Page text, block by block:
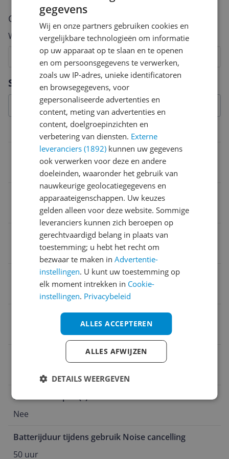
Specificaties
Overige kenmerken
Verpakkingsgewicht
Mobiele data verbinding mogelijk
Kan zelfstandig met internet verbinden
Type merchandise
Headset
Type Noise cancelling
Amazon Alexa
Inclusief adapter(s)
Nee
Batterijduur tijdens gebruik Noise cancelling
50 uur
Cijfer
Welk cijfer geef jij dit product?
8
7
6
5
4
3
2
Vraag 1 van 4
gegevens
Wij en onze partners gebruiken cookies en
vergelijkbare technologieën om informatie
op uw apparaat op te slaan en te openen
en om persoonsgegevens te verwerken,
zoals uw IP-adres, unieke identificatoren
en browsegegevens, voor
gepersonaliseerde advertenties en
content, meting van advertenties en
content, doelgroepinzichten en
verbetering van diensten. Externe
leveranciers (1892) kunnen uw gegevens
ook verwerken voor deze en andere
doeleinden, waaronder het gebruik van
nauwkeurige geolocatiegegevens en
apparaateigenschappen. Uw keuzes
gelden alleen voor deze website. Sommige
leveranciers kunnen zich beroepen op
gerechtvaardigd belang in plaats van
toestemming; u hebt het recht om
bezwaar te maken inAdvertentie-
instellingen. U kunt uw toestemming op
elk moment intrekken in Cookie-
instellingen. Privacybeleid
ALLES ACCEPTEREN
ALLES AFWIJZEN
DETAILS WEERGEVEN